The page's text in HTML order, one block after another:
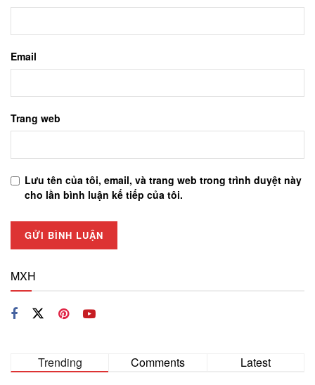
Email
Trang web
Lưu tên của tôi, email, và trang web trong trình duyệt này
cho lần bình luận kế tiếp của tôi.
MXH
Trending Comments Latest